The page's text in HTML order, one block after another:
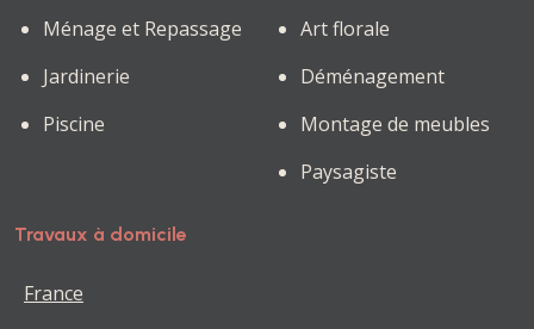
Ménage et Repassage
Jardinerie
Piscine
Art florale
Déménagement
Montage de meubles
Paysagiste
Travaux à domicile
France